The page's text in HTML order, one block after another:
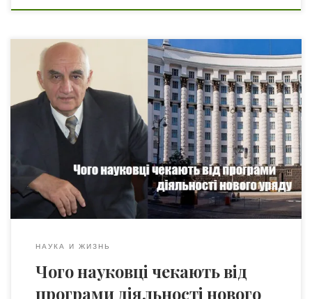
Опублікована програма діяльності нового уряду (досі не
зовсім зрозуміло, чи це ще проект, а чи дійсно вже
програма). Те, що стосується науки в ній, настільки
лаконічне, що його неважко навести повністю: “6.
РОЗВИТОК НАУКИ ТА ІННОВАЦІЙ • Забезпечення
належних умов для результативної діяльності
науковців та дослідників, що сприятимуть розвитку
фундаментальних та […]
НАУКА И ЖИЗНЬ
Чого науковці чекають від
програми діяльності нового